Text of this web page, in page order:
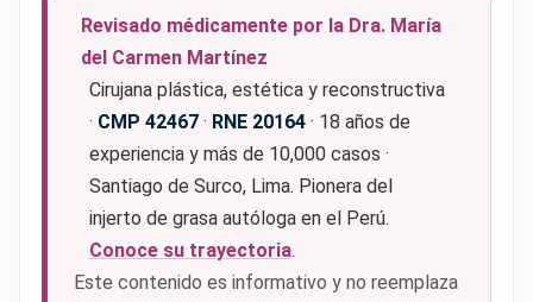
Revisado médicamente por la Dra. María
del Carmen Martínez
Cirujana plástica, estética y reconstructiva
· CMP 42467· RNE 20164· 18 años de
experiencia y más de 10,000 casos ·
Santiago de Surco, Lima. Pionera del
injerto de grasa autóloga en el Perú.
Conoce su trayectoria.
Este contenido es informativo y no reemplaza